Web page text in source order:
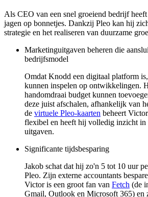
Als CEO van een snel groeiend bedrijf
jagen op bonnetjes. Dankzij Pleo kan hij
strategie en het realiseren van duurzame
Marketinguitgaven beheren die
bedrijfsmodel
Omdat Knodd een digitaal platform
kunnen inspelen op ontwikkelingen.
handomdraai budget kunnen
deze juist afschalen, afhankelijk van
de virtuele Pleo-kaarten beheert
flexibel en heeft hij volledig inzicht in
uitgaven.
Significante tijdsbesparing
Jakob schat dat hij zo'n 5 tot 10 uur
Pleo. Zijn externe accountants
Victor is een groot fan van Fetch (de
Gmail, Outlook en Microsoft 365) en